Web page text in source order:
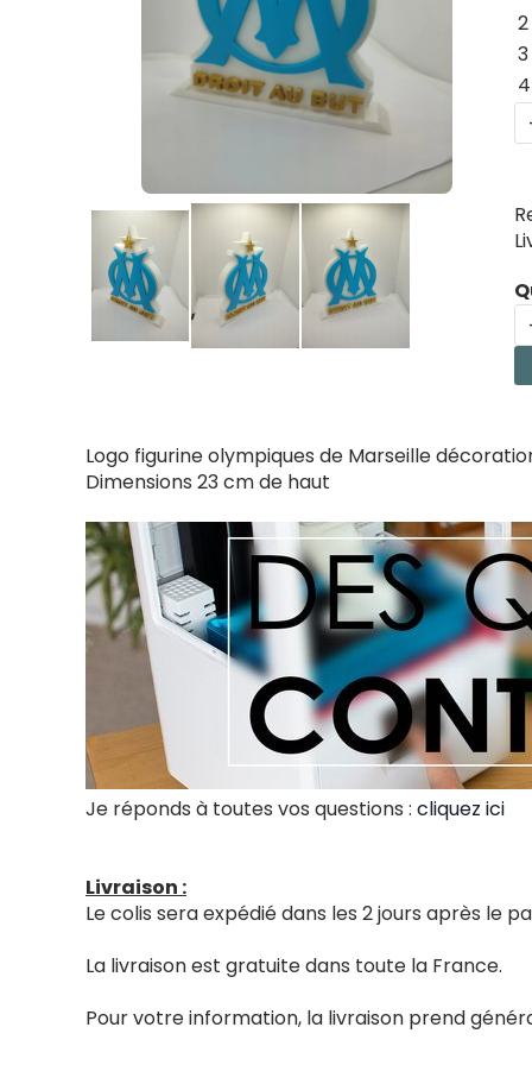
2
3
Logo figurine olympiques de Marseille
Dimensions 23 cm de haut
Je réponds à toutes vos questions : cliquez ici
Livraison :
Le colis sera expédié dans les 2 jours après le
La livraison est gratuite dans toute la France.
Pour votre information, la livraison prend